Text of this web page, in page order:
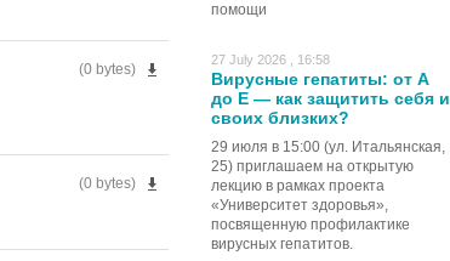
помощи
27 July 2026 , 16:58
Вирусные гепатиты: от А
до Е — как защитить себя и
своих близких?
29 июля в 15:00 (ул. Итальянская,
25) приглашаем на открытую
лекцию в рамках проекта
«Университет здоровья»,
посвященную профилактике
вирусных гепатитов.
(0 bytes)
(0 bytes)